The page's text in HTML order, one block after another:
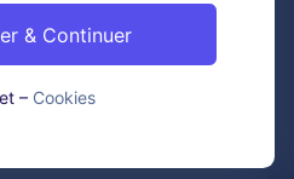
& Continuer
– Cookies